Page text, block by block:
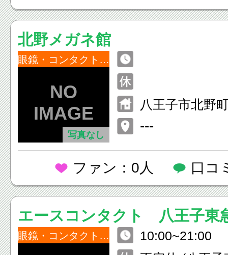
北野メガネ館
眼鏡・コンタクトレンズ
写真なし
八王子市北野
---
ファン：0人 口コ
エースコンタクト 八王子東
店
眼鏡・コンタクトレンズ
10:00~21:00